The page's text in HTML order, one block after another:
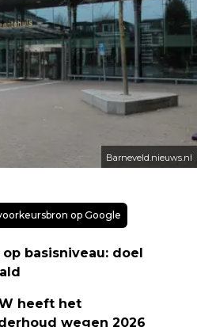
Barneveld.nieuws.nl
op Google
basisniveau: doel
heeft het
wegen 2026